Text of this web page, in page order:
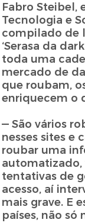
Fabro Steibel,
Tecnologia e
compilado de
‘Serasa da
toda uma
mercado de
que roubam,
enriquecem o
— São vários
nesses sites e
roubar uma
automatizado,
tentativas de
acesso, aí
mais grave. E
países, não só